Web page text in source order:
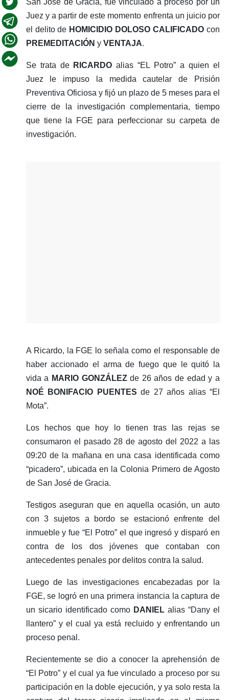
San José de Gracia, fue vinculado a proceso por un
Juez y a partir de este momento enfrenta un juicio por
el delito de HOMICIDIO DOLOSO CALIFICADO con
PREMEDITACIÓN y VENTAJA.
Se trata de RICARDO alias “EL Potro” a quien el
Juez le impuso la medida cautelar de Prisión
Preventiva Oficiosa y fijó un plazo de 5 meses para el
cierre de la investigación complementaria, tiempo
que tiene la FGE para perfeccionar su carpeta de
investigación.
A Ricardo, la FGE lo señala como el responsable de
haber accionado el arma de fuego que le quitó la
vida a MARIO GONZÁLEZde 26 años de edad y a
NOÉ BONIFACIO PUENTES de 27 años alias “El
Mota”.
Los hechos que hoy lo tienen tras las rejas se
consumaron el pasado 28 de agosto del 2022 a las
09:20 de la mañana en una casa identificada como
“picadero”, ubicada en la Colonia Primero de Agosto
de San José de Gracia.
Testigos aseguran que en aquella ocasión, un auto
con 3 sujetos a bordo se estacionó enfrente del
inmueble y fue “El Potro” el que ingresó y disparó en
contra de los dos jóvenes que contaban con
antecedentes penales por delitos contra la salud.
Luego de las investigaciones encabezadas por la
FGE, se logró en una primera instancia la captura de
un sicario identificado como DANIELalias “Dany el
llantero” y el cual ya está recluido y enfrentando un
proceso penal.
Recientemente se dio a conocer la aprehensión de
“El Potro” y el cual ya fue vinculado a proceso por su
participación en la doble ejecución, y ya solo resta la